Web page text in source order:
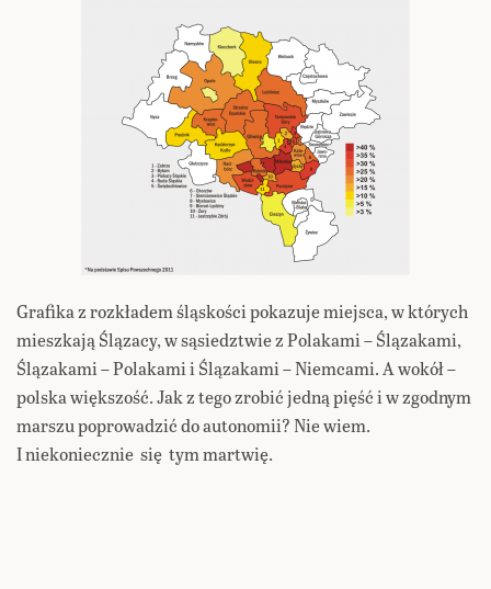
Grafika z rozkładem śląskości pokazuje miejsca, w których
mieszkają Ślązacy, w sąsiedztwie z Polakami – Ślązakami,
Ślązakami – Polakami i Ślązakami – Niemcami. A wokół –
polska większość. Jak z tego zrobić jedną pięść i w zgodnym
marszu poprowadzić do autonomii? Nie wiem.
I niekoniecznie się tym martwię.